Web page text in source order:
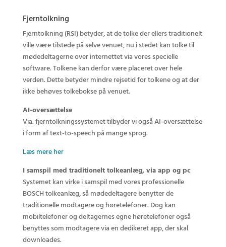
Fjerntolkning
Fjerntolkning (RSI) betyder, at de tolke der ellers traditionelt
ville være tilstede på selve venuet, nu i stedet kan tolke til
mødedeltagerne over internettet via vores specielle
software. Tolkene kan derfor være placeret over hele
verden. Dette betyder mindre rejsetid for tolkene og at der
ikke behøves tolkebokse på venuet.
AI-oversættelse
Via. fjerntolkningssystemet tilbyder vi også AI-oversættelse
i form af text-to-speech på mange sprog.
Læs mere her
I samspil med traditionelt tolkeanlæg, via app og pc
Systemet kan virke i samspil med vores professionelle
BOSCH tolkeanlæg, så mødedeltagere benytter de
traditionelle modtagere og høretelefoner. Dog kan
mobiltelefoner og deltagernes egne høretelefoner også
benyttes som modtagere via en dedikeret app, der skal
downloades.